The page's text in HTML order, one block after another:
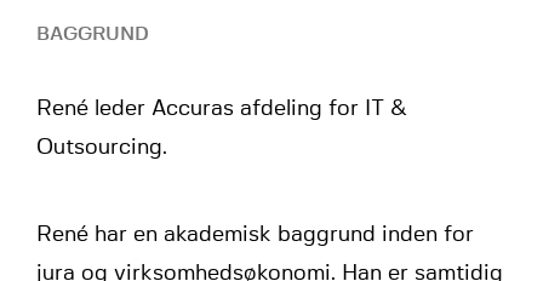
BAGGRUND
René leder Accuras afdeling for IT &
Outsourcing.
René har en akademisk baggrund inden for
jura og virksomhedsøkonomi. Han er samtidig